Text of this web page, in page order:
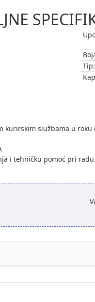
Tip:
kurirskim službama u roku
i tehničku pomoć pri radu.